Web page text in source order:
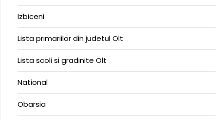
Izbiceni
Lista primariilor din judetul Olt
Lista scoli si gradinite Olt
National
Obarsia